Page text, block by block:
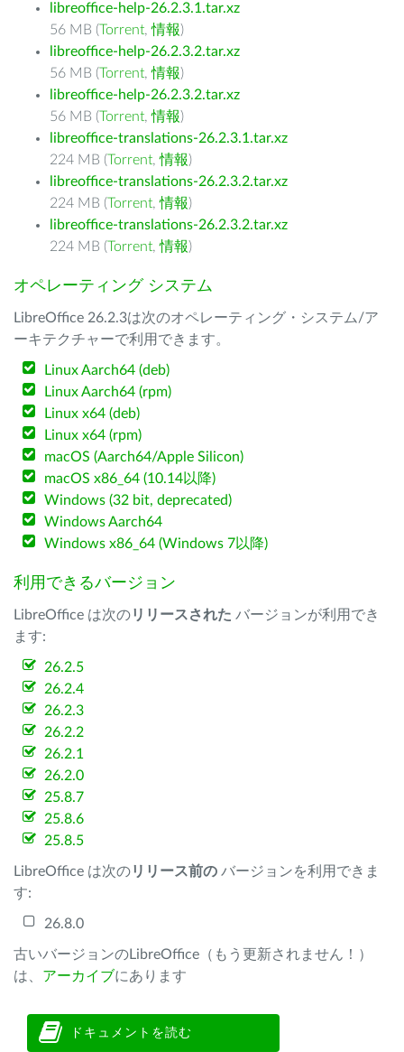
libreoffice-help-26.2.3.1.tar.xz
56 MB (Torrent,情報)
libreoffice-help-26.2.3.2.tar.xz
56 MB (Torrent,情報)
libreoffice-help-26.2.3.2.tar.xz
56 MB (Torrent,情報)
libreoffice-translations-26.2.3.1.tar.xz
224 MB (Torrent,情報)
libreoffice-translations-26.2.3.2.tar.xz
224 MB (Torrent,情報)
libreoffice-translations-26.2.3.2.tar.xz
224 MB (Torrent,情報)
オペレーティング システム
LibreOffice 26.2.3は次のオペレーティング・システム/ア
ーキテクチャーで利用できます。
Linux Aarch64 (deb)
Linux Aarch64 (rpm)
Linux x64 (deb)
Linux x64 (rpm)
macOS (Aarch64/Apple Silicon)
macOS x86_64 (10.14以降)
Windows (32 bit, deprecated)
Windows Aarch64
Windows x86_64 (Windows 7以降)
利用できるバージョン
LibreOffice は次のリリースされた バージョンが利用でき
ます:
26.2.5
26.2.4
26.2.3
26.2.2
26.2.1
26.2.0
25.8.7
25.8.6
25.8.5
LibreOffice は次のリリース前の バージョンを利用できま
す:
26.8.0
古いバージョンのLibreOffice（もう更新されません！）
は、 アーカイブにあります
ドキュメントを読む